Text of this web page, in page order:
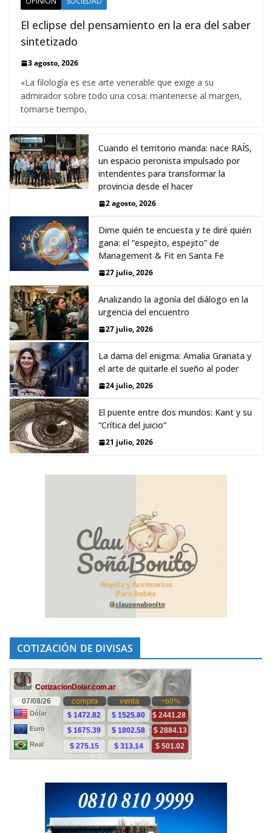
El eclipse del pensamiento en la era del saber
sintetizado
3 agosto, 2026
«La filología es ese arte venerable que exige a su
admirador sobre todo una cosa: mantenerse al margen,
tomarse tiempo,
Cuando el territorio manda: nace RAÍS,
un espacio peronista impulsado por
intendentes para transformar la
provincia desde el hacer
2 agosto, 2026
Dime quién te encuesta y te diré quién
gana: el “espejito, espejito” de
Management & Fit en Santa Fe
27 julio, 2026
Analizando la agonía del diálogo en la
urgencia del encuentro
27 julio, 2026
La dama del enigma: Amalia Granata y
el arte de quitarle el sueño al poder
24 julio, 2026
El puente entre dos mundos: Kant y su
“Crítica del juicio”
21 julio, 2026
COTIZACIÓN DE DIVISAS